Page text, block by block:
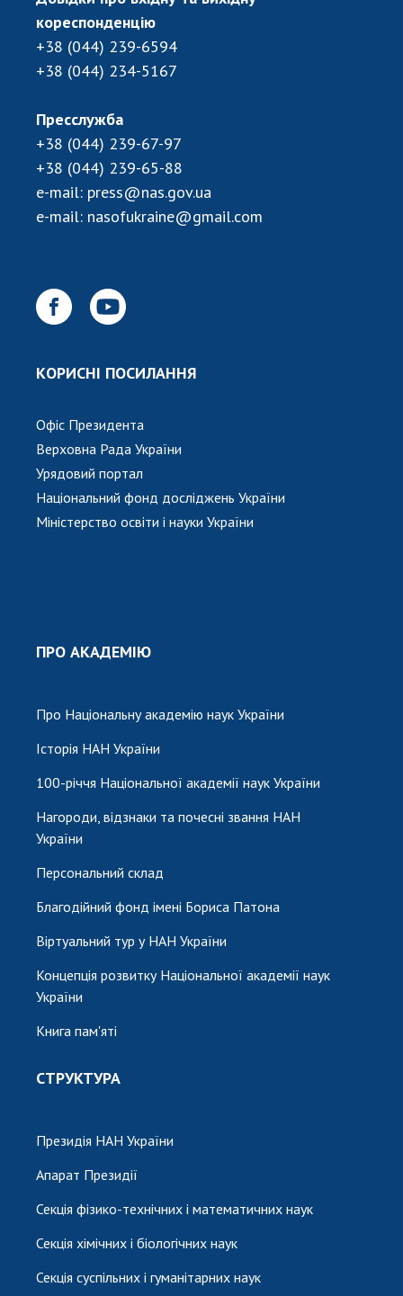
кореспонденцію
+38 (044) 239-6594
+38 (044) 234-5167
Пресслужба
+38 (044) 239-67-97
+38 (044) 239-65-88
e-mail: press@nas.gov.ua
e-mail: nasofukraine@gmail.com
КОРИСНІ ПОСИЛАННЯ
Офіс Президента
Верховна Рада України
Урядовий портал
Національний фонд досліджень України
Міністерство освіти і науки України
ПРО АКАДЕМІЮ
Про Національну академію наук України
Історія НАН України
100-річчя Національної академії наук України
Нагороди, відзнаки та почесні звання НАН
України
Персональний склад
Благодійний фонд імені Бориса Патона
Віртуальний тур у НАН України
Концепція розвитку Національної академії наук
України
Книга пам'яті
СТРУКТУРА
Президія НАН України
Апарат Президії
Секція фізико-технічних і математичних наук
Секція хімічних і біологічних наук
Секція суспільних і гуманітарних наук